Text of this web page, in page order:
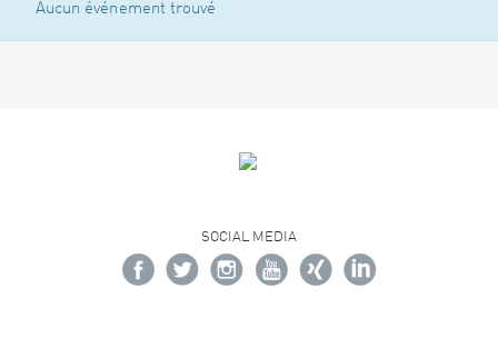
Aucun événement trouvé
SOCIAL MEDIA